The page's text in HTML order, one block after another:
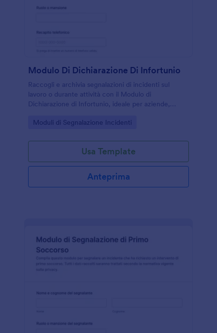
Modulo Di Dichiarazione Di Infortunio
Raccogli e archivia segnalazioni di incidenti sul
lavoro o durante attività con il Modulo di
Dichiarazione di Infortunio, ideale per aziende,
ordinata con Jotform.
Go to Category:
Moduli di Segnalazione Incidenti
Usa Template
Anteprima